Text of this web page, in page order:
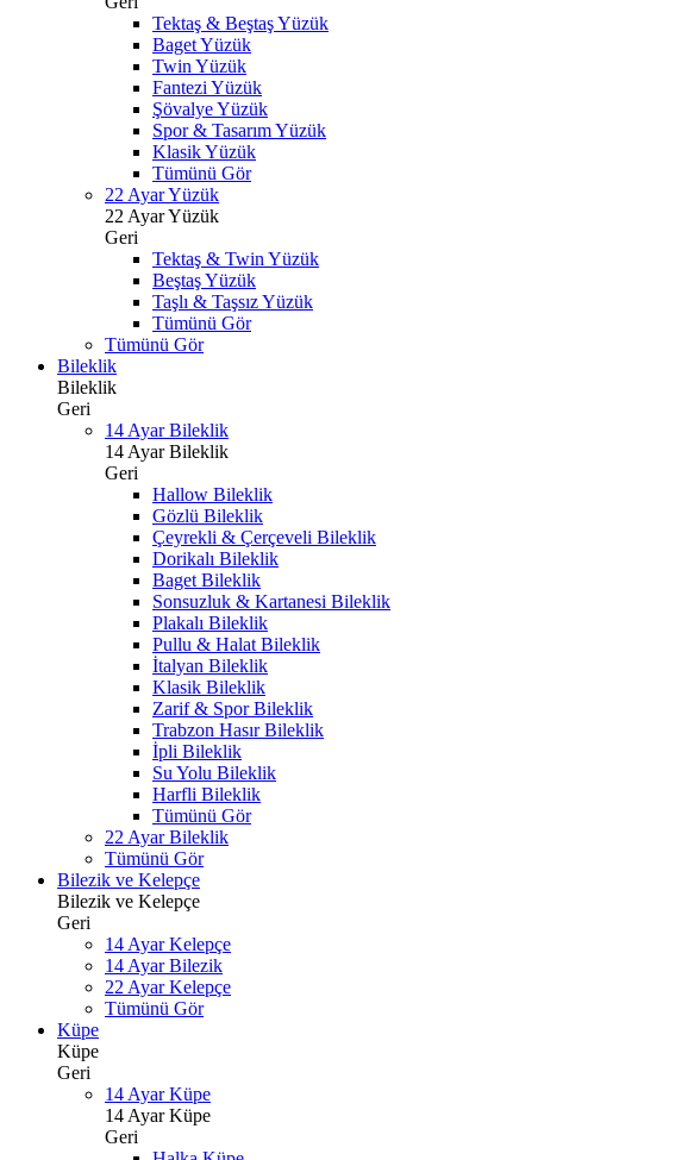
Tektaş & Beştaş Yüzük
Baget Yüzük
Twin Yüzük
Fantezi Yüzük
Şövalye Yüzük
Spor & Tasarım Yüzük
Klasik Yüzük
Tümünü Gör
22 Ayar Yüzük
22 Ayar Yüzük
Geri
Tektaş & Twin Yüzük
Beştaş Yüzük
Taşlı & Taşsız Yüzük
Tümünü Gör
Tümünü Gör
Bileklik
Bileklik
Geri
14 Ayar Bileklik
14 Ayar Bileklik
Geri
Hallow Bileklik
Gözlü Bileklik
Çeyrekli & Çerçeveli Bileklik
Dorikalı Bileklik
Baget Bileklik
Sonsuzluk & Kartanesi Bileklik
Plakalı Bileklik
Pullu & Halat Bileklik
İtalyan Bileklik
Klasik Bileklik
Zarif & Spor Bileklik
Trabzon Hasır Bileklik
İpli Bileklik
Su Yolu Bileklik
Harfli Bileklik
Tümünü Gör
22 Ayar Bileklik
Tümünü Gör
Bilezik ve Kelepçe
Bilezik ve Kelepçe
Geri
14 Ayar Kelepçe
14 Ayar Bilezik
22 Ayar Kelepçe
Tümünü Gör
Küpe
Küpe
Geri
14 Ayar Küpe
14 Ayar Küpe
Geri